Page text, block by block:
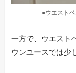
●ウエスト
一方で、ウエスト
ウンユースでは少